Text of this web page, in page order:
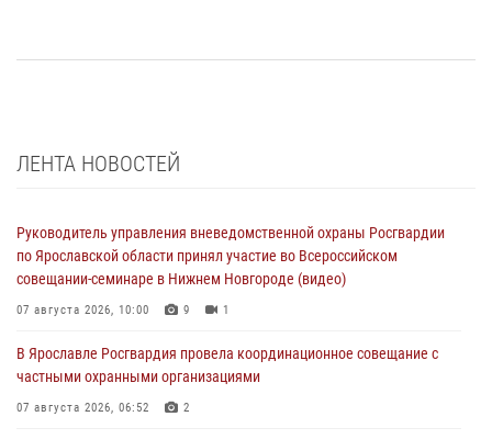
ЛЕНТА НОВОСТЕЙ
Руководитель управления вневедомственной охраны Росгвардии
по Ярославской области принял участие во Всероссийском
совещании-семинаре в Нижнем Новгороде (видео)
07 августа 2026, 10:00 9 1
В Ярославле Росгвардия провела координационное совещание с
частными охранными организациями
07 августа 2026, 06:52 2